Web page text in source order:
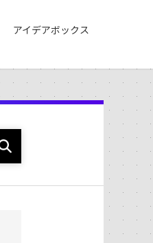
アイデアボックス